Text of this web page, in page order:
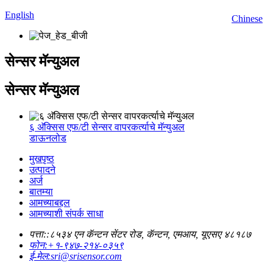
Chinese
English
सेन्सर मॅन्युअल
सेन्सर मॅन्युअल
६ अ‍ॅक्सिस एफ/टी सेन्सर वापरकर्त्याचे मॅन्युअल
डाऊनलोड
मुखपृष्ठ
उत्पादने
अर्ज
बातम्या
आमच्याबद्दल
आमच्याशी संपर्क साधा
पत्ता::८५३४ एन कॅन्टन सेंटर रोड, कॅन्टन, एमआय, यूएसए ४८१८७
फोन:+१-९४७-२१४-०३५९
ई-मेल:sri@srisensor.com